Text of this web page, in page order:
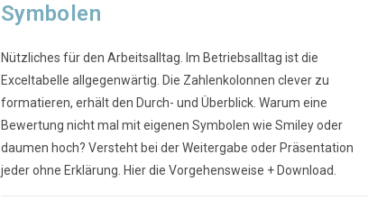
Symbolen
Nützliches für den Arbeitsalltag. Im Betriebsalltag ist die
Exceltabelle allgegenwärtig. Die Zahlenkolonnen clever zu
formatieren, erhält den Durch- und Überblick. Warum eine
Bewertung nicht mal mit eigenen Symbolen wie Smiley oder
daumen hoch? Versteht bei der Weitergabe oder Präsentation
jeder ohne Erklärung. Hier die Vorgehensweise + Download.